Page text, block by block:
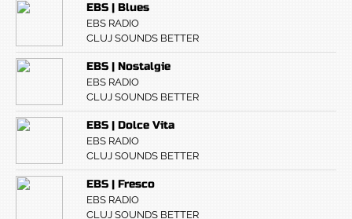
EBS | Blues
EBS RADIO
CLUJ SOUNDS BETTER
EBS | Nostalgie
EBS RADIO
CLUJ SOUNDS BETTER
EBS | Dolce Vita
EBS RADIO
CLUJ SOUNDS BETTER
EBS | Fresco
EBS RADIO
CLUJ SOUNDS BETTER